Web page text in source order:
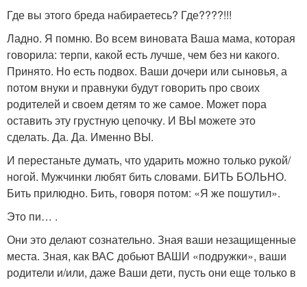
Где вы этого бреда набираетесь? Где????!!!
Ладно. Я помню. Во всем виновата Ваша мама, которая
говорила: терпи, какой есть лучше, чем без ни какого.
Принято. Но есть подвох. Ваши дочери или сыновья, а
потом внуки и правнуки будут говорить про своих
родителей и своем детям то же самое. Может пора
оставить эту грустную цепочку. И ВЫ можете это
сделать. Да. Да. Именно ВЫ.
И перестаньте думать, что ударить можно только рукой/
ногой. Мужчинки любят бить словами. БИТЬ БОЛЬНО.
Бить прилюдно. Бить, говоря потом: «Я же пошутил».
Это пи… .
Они это делают сознательно. Зная ваши незащищенные
места. Зная, как ВАС добьют ВАШИ «подружки», ваши
родители и/или, даже Ваши дети, пусть они еще только в